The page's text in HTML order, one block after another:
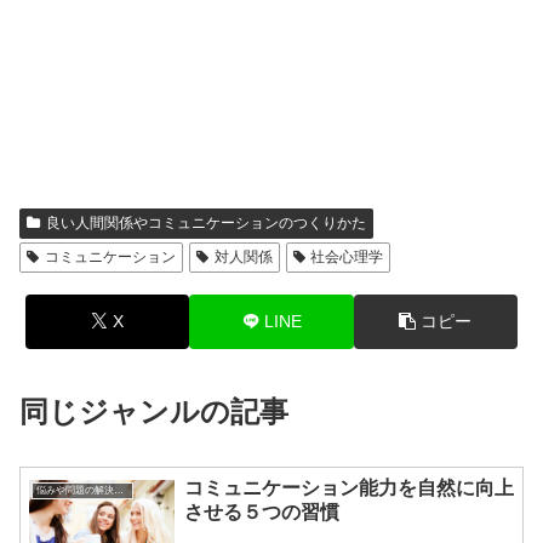
良い人間関係やコミュニケーションのつくりかた
コミュニケーション
対人関係 社会心理学
X LINE コピー
同じジャンルの記事
悩みや問題の解決方法
コミュニケーション能力を自然に向上
させる５つの習慣